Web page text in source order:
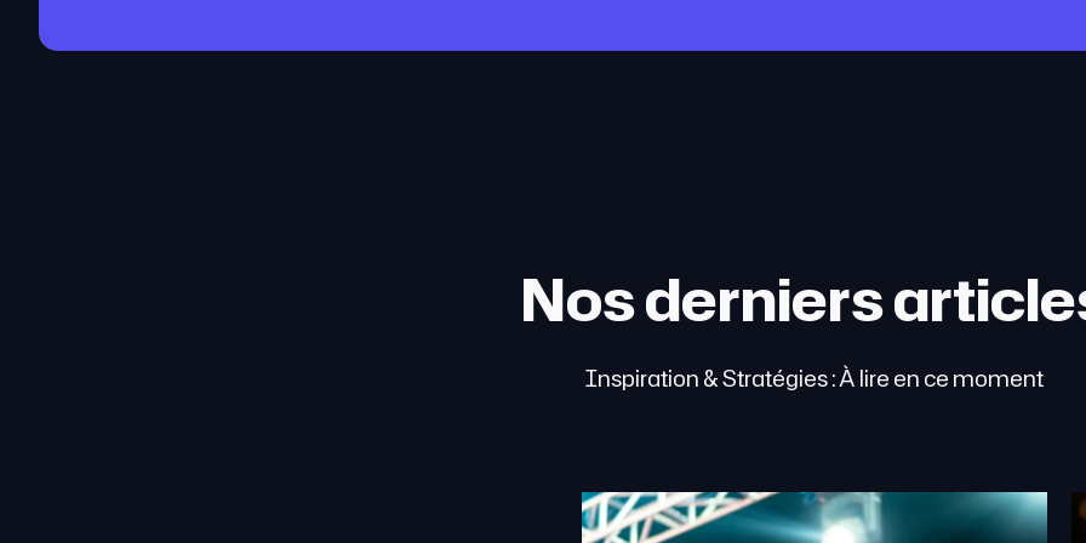
Nos derniers
Inspiration & Stratégies : À lire en ce moment